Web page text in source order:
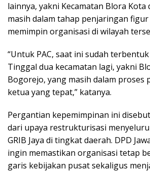
lainnya, yakni Kecamatan Blora Kota
masih dalam tahap penjaringan
memimpin organisasi di wilayah
“Untuk PAC, saat ini sudah
Tinggal dua kecamatan lagi, yakni
Bogorejo, yang masih dalam proses
ketua yang tepat,” katanya.
Pergantian kepemimpinan ini
dari upaya restrukturisasi
GRIB Jaya di tingkat daerah. DPD
ingin memastikan organisasi tetap
garis kebijakan pusat sekaligus